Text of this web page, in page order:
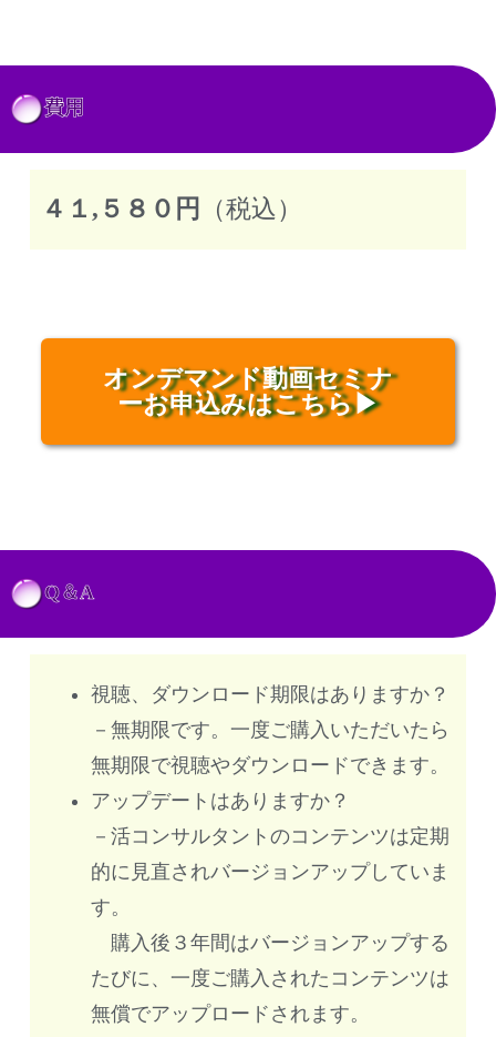
費用
４１,５８０円 （税込）
オンデマンド動画セミナ
ーお申込みはこちら▶
Q＆A
視聴、ダウンロード期限はありますか？
－無期限です。一度ご購入いただいたら
無期限で視聴やダウンロードできます。
アップデートはありますか？
－活コンサルタントのコンテンツは定期
的に見直されバージョンアップしていま
す。
購入後３年間はバージョンアップする
たびに、一度ご購入されたコンテンツは
無償でアップロードされます。